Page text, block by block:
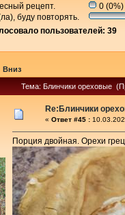
рецепт.
0 (0%)
буду повторять.
пользователей: 39
Вниз
Тема: Блинчики ореховые
Re:Блинчики
« Ответ #45 :
Порция двойная. Орехи